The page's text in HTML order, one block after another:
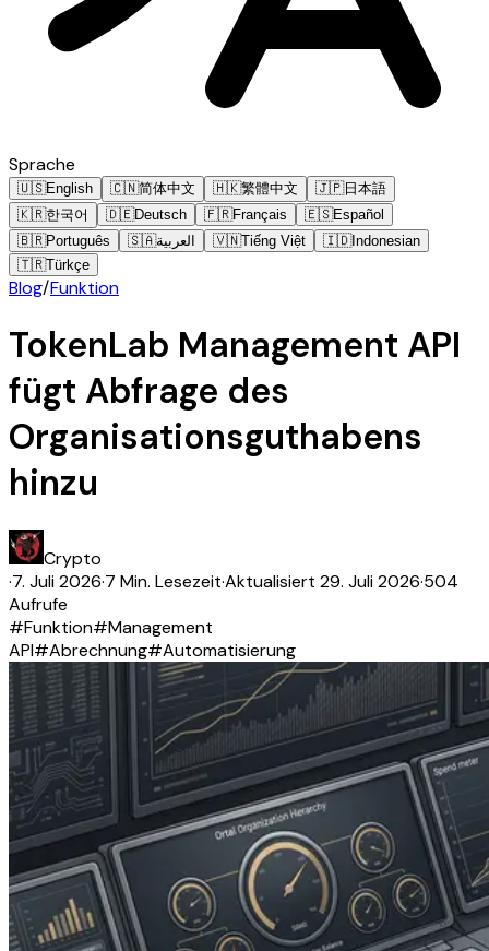
Sprache
🇺🇸English 🇨🇳简体中文 🇭🇰繁體中文 🇯🇵日本語
🇰🇷한국어 🇩🇪Deutsch 🇫🇷Français 🇪🇸Español
🇧🇷Português 🇸🇦العربية 🇻🇳Tiếng Việt 🇮🇩Indonesian
🇹🇷Türkçe
Blog/Funktion
TokenLab Management API
fügt Abfrage des
Organisationsguthabens
hinzu
Crypto
·7. Juli 2026·7 Min. Lesezeit·Aktualisiert 29. Juli 2026·504
Aufrufe
#Funktion#Management
API#Abrechnung#Automatisierung